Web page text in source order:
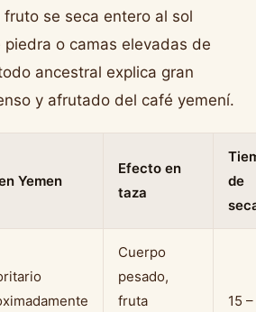
fruto se seca entero al sol
o camas elevadas de
ancestral explica gran
y afrutado del café yemení.
Yemen
Efecto en
taza
de
Cuerpo
pesado,
fruta
15